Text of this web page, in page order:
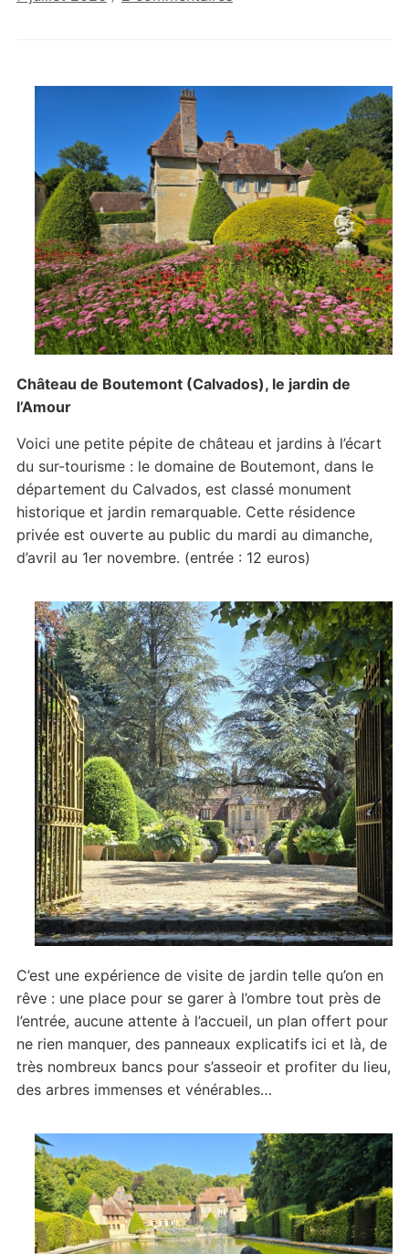
château
Boutemont
Château de Boutemont (Calvados), le jardin de
l’Amour
Voici une petite pépite de château et jardins à l’écart
du sur-tourisme : le domaine de Boutemont, dans le
département du Calvados, est classé monument
historique et jardin remarquable. Cette résidence
privée est ouverte au public du mardi au dimanche,
d’avril au 1er novembre. (entrée : 12 euros)
C’est une expérience de visite de jardin telle qu’on en
rêve : une place pour se garer à l’ombre tout près de
l’entrée, aucune attente à l’accueil, un plan offert pour
ne rien manquer, des panneaux explicatifs ici et là, de
très nombreux bancs pour s’asseoir et profiter du lieu,
des arbres immenses et vénérables…